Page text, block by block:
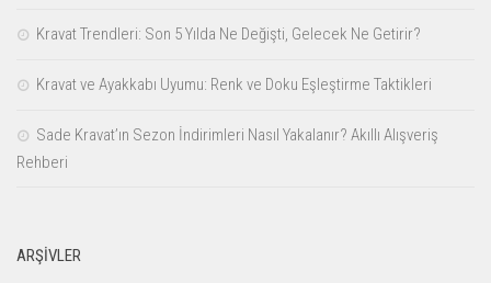
Kravat Trendleri: Son 5 Yılda Ne Değişti, Gelecek Ne Getirir?
Kravat ve Ayakkabı Uyumu: Renk ve Doku Eşleştirme Taktikleri
Sade Kravat’ın Sezon İndirimleri Nasıl Yakalanır? Akıllı Alışveriş
Rehberi
ARŞIVLER